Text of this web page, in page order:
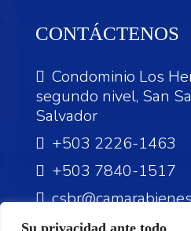
Su privacidad ante todo
CONTÁCTENOS
Condominio Los
segundo nivel, San
Salvador
+503 2226-1463
+503 7840-1517